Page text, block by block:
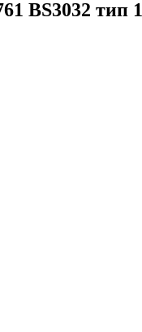
BS3032 тип 1